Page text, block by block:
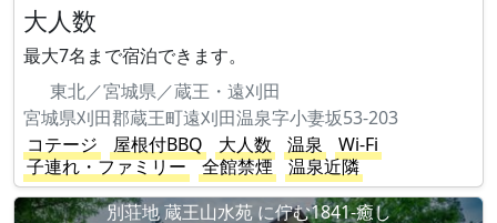
大人数
最大7名まで宿泊できます。
東北／宮城県／蔵王・遠刈田
宮城県刈田郡蔵王町遠刈田温泉字小妻坂53-203
コテージ
屋根付BBQ 大人数 温泉
Wi-Fi
子連れ・ファミリー
全館禁煙
温泉近隣
別荘地 蔵王山水苑 に佇む1841-癒し